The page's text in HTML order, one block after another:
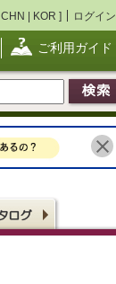
CHN | KOR ] ログイン
ご利用ガイド